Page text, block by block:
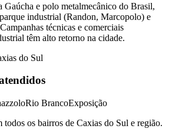
Gaúcha e polo metalmecânico do Brasil,
industrial (Randon, Marcopolo) e
técnicas e comerciais
têm alto retorno na cidade.
do Sul
Rio BrancoExposição
todos os bairros de Caxias do Sul e região.